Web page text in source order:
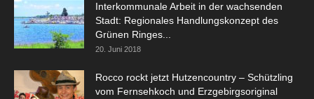
Interkommunale Arbeit in der wachsenden
Stadt: Regionales Handlungskonzept des
Grünen Ringes...
20. Juni 2018
Rocco rockt jetzt Hutzencountry – Schützling
vom Fernsehkoch und Erzgebirgsoriginal